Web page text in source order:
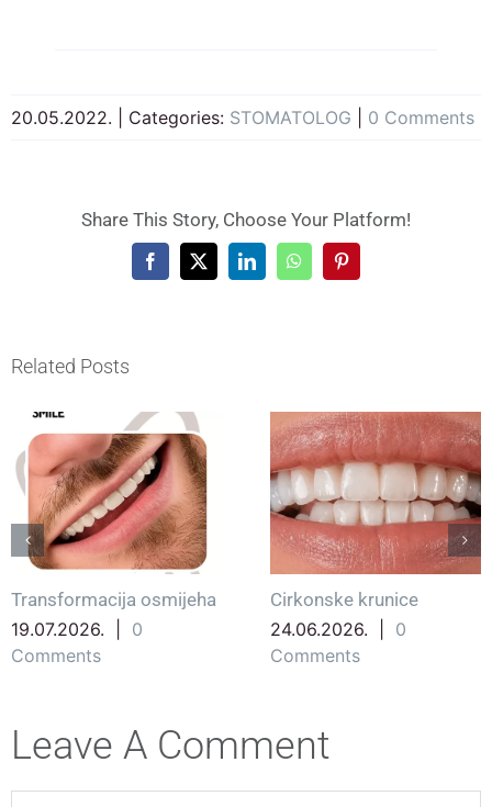
20.05.2022. Categories: STOMATOLOG 0 Comments
Share This Story, Choose Your Platform!
Facebook
X LinkedInWhatsAppPinterest
Related Posts
Transformacija osmijeha
19.07.2026.
0
Comments
Cirkonske krunice
24.06.2026.
0
Comments
Leave A Comment